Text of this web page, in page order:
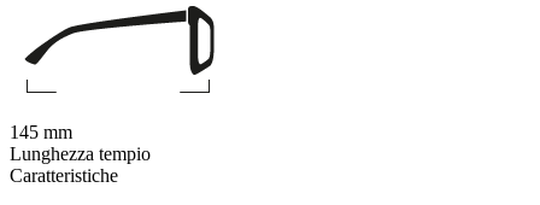
Caratteristiche
145 mm
Lunghezza tempio